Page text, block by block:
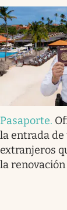
Pasaporte.
la entrada
extranjeros
la